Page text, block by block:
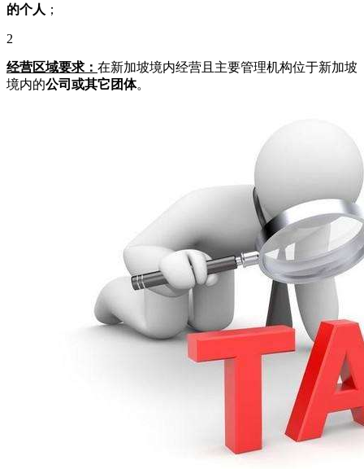
的个人 ；
2
经营区域要求： 在新加坡境内经营且主要管理机构位于新加坡
境内的公司或其它团体。